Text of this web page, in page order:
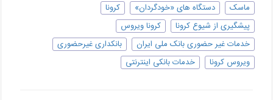
ماسک
دستگاه های «خودگردان»
کرونا
پیشگیری از شیوع کرونا
کرونا ویروس
خدمات غیر حضوری بانک ملی ایران
بانکداری غیرحضوری
ویروس کرونا
خدمات بانکی اینترنتی